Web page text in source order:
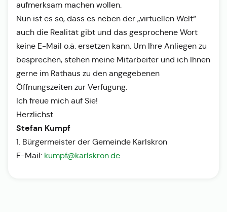
aufmerksam machen wollen.
Nun ist es so, dass es neben der „virtuellen Welt“
auch die Realität gibt und das gesprochene Wort
keine E-Mail o.ä. ersetzen kann. Um Ihre Anliegen zu
besprechen, stehen meine Mitarbeiter und ich Ihnen
gerne im Rathaus zu den angegebenen
Öffnungszeiten zur Verfügung.
Ich freue mich auf Sie!
Herzlichst
Stefan Kumpf
1. Bürgermeister der Gemeinde Karlskron
E-Mail: kumpf@karlskron.de